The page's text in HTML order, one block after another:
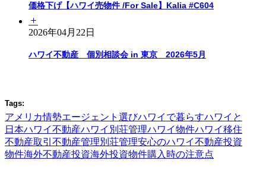
価格下げ【ハワイ売物件 /For Sale】Kalia #C604
2026年04月22日
ハワイ不動産 個別相談会 in 東京 2026年5月
Tags:
アメリカ情勢エージェント選びハワイで暮らすハワイと
日本ハワイ不動産ハワイ別荘管理ハワイ物件ハワイ移住
不動産取引 不動産管理別荘管理安心のハワイ不動産投資
物件海外不動産投資海外投資物件購入時の注意点